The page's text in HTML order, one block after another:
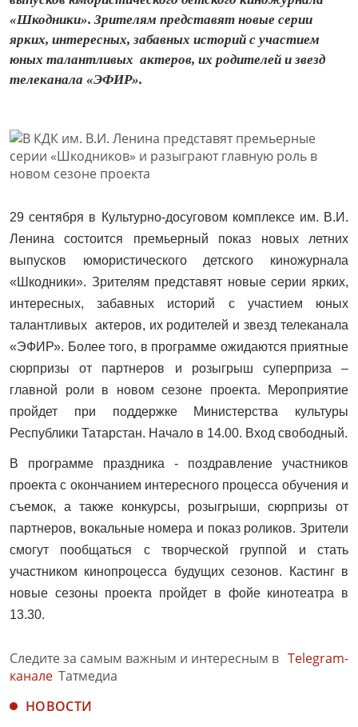
«Шкодники». Зрителям представят новые серии
ярких, интересных, забавных историй с участием
юных талантливых актеров, их родителей и звезд
телеканала «ЭФИР».
29 сентября в Культурно-досуговом комплексе им. В.И.
Ленина состоится премьерный показ новых летних
выпусков юмористического детского киножурнала
«Шкодники». Зрителям представят новые серии ярких,
интересных, забавных историй с участием юных
талантливых актеров, их родителей и звезд телеканала
«ЭФИР». Более того, в программе ожидаются приятные
сюрпризы от партнеров и розыгрыш суперприза –
главной роли в новом сезоне проекта. Мероприятие
пройдет при поддержке Министерства культуры
Республики Татарстан. Начало в 14.00. Вход свободный.
В программе праздника - поздравление участников
проекта с окончанием интересного процесса обучения и
съемок, а также конкурсы, розыгрыши, сюрпризы от
партнеров, вокальные номера и показ роликов. Зрители
смогут пообщаться с творческой группой и стать
участником кинопроцесса будущих сезонов. Кастинг в
новые сезоны проекта пройдет в фойе кинотеатра в
13.30.
Следите за самым важным и интересным в Telegram-
канале Татмедиа
НОВОСТИ